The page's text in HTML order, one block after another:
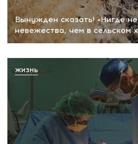
Вынужден сказать! «Нигде
невежества, чем в сельском
ЖИЗНЬ